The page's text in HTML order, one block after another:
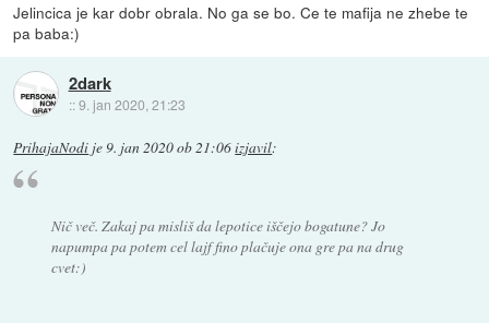
Jelincica je kar dobr obrala. No ga se bo. Ce te mafija ne zhebe te
pa baba:)
2dark
::9. jan 2020, 21:23
PrihajaNodi je9. jan 2020 ob 21:06izjavil:
Nič več. Zakaj pa misliš da lepotice iščejo bogatune? Jo
napumpa pa potem cel lajf fino plačuje ona gre pa na drug
cvet:)